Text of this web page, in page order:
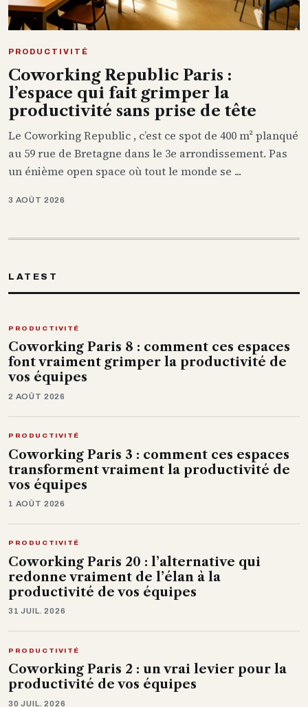
PRODUCTIVITÉ
Coworking Republic Paris :
l’espace qui fait grimper la
productivité sans prise de tête
Le Coworking Republic , c’est ce spot de 400 m² planqué
au 59 rue de Bretagne dans le 3e arrondissement. Pas
un énième open space où tout le monde se ...
3 AOÛT 2026
LATEST
PRODUCTIVITÉ
Coworking Paris 8 : comment ces espaces
font vraiment grimper la productivité de
vos équipes
2 AOÛT 2026
PRODUCTIVITÉ
Coworking Paris 3 : comment ces espaces
transforment vraiment la productivité de
vos équipes
1 AOÛT 2026
PRODUCTIVITÉ
Coworking Paris 20 : l’alternative qui
redonne vraiment de l’élan à la
productivité de vos équipes
31 JUIL. 2026
PRODUCTIVITÉ
Coworking Paris 2 : un vrai levier pour la
productivité de vos équipes
30 JUIL. 2026